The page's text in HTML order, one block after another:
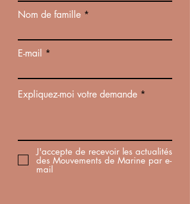
Nom de famille
E-mail
Expliquez-moi votre demande
J'accepte de recevoir les actualités
des Mouvements de Marine par e-
mail